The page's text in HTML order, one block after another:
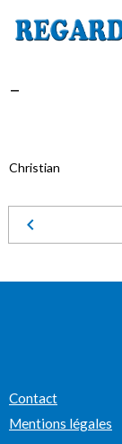
-
Christian
Contact
Mentions légales